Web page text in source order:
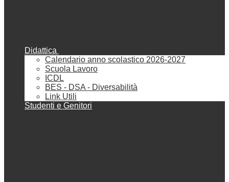
Didattica
Calendario anno scolastico 2026-2027
Scuola Lavoro
ICDL
BES - DSA - Diversabilità
Link Utili
Studenti e Genitori